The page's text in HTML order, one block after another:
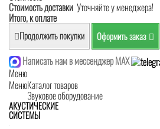
Стоимость доставки Уточняйте у менеджера!
Итого, к оплате
Продолжить покупки Оформить заказ
Написать нам в мессенджер MAX
Меню
МенюКаталог товаров
Звуковое оборудование
АКУСТИЧЕСКИЕ
СИСТЕМЫ